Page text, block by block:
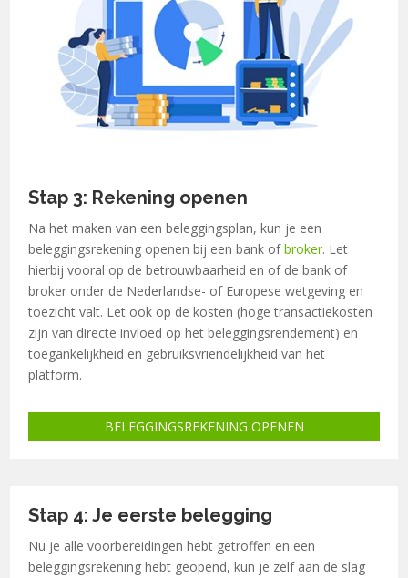
Stap 3: Rekening openen
Na het maken van een beleggingsplan, kun je een
beleggingsrekening openen bij een bank ofbroker. Let
hierbij vooral op de betrouwbaarheid en of de bank of
broker onder de Nederlandse- of Europese wetgeving en
toezicht valt. Let ook op de kosten (hoge transactiekosten
zijn van directe invloed op het beleggingsrendement) en
toegankelijkheid en gebruiksvriendelijkheid van het
platform.
BELEGGINGSREKENING OPENEN
Stap 4: Je eerste belegging
Nu je alle voorbereidingen hebt getroffen en een
beleggingsrekening hebt geopend, kun je zelf aan de slag